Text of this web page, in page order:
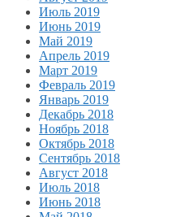
Июль 2019
Июнь 2019
Май 2019
Апрель 2019
Март 2019
Февраль 2019
Январь 2019
Декабрь 2018
Ноябрь 2018
Октябрь 2018
Сентябрь 2018
Август 2018
Июль 2018
Июнь 2018